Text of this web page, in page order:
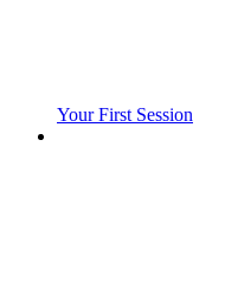
Your First Session